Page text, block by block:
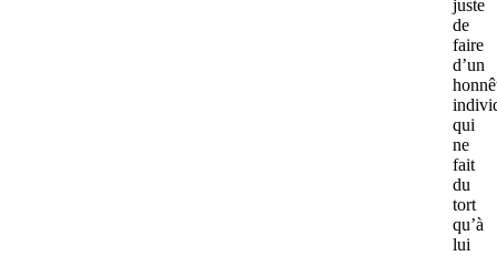
juste
de
faire
d’un
qui
ne
fait
du
tort
qu’à
lui